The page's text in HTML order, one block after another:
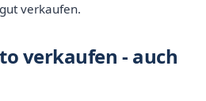
verkaufen.
verkaufen - auch